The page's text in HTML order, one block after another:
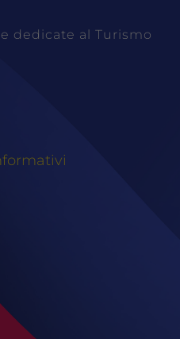
dedicate al Turismo